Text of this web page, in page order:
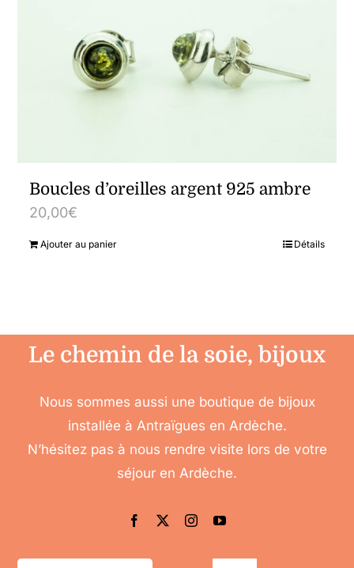
Boucles d’oreilles argent 925 ambre
20,00€
Ajouter au panier Détails
Le chemin de la soie, bijoux
Nous sommes aussi une boutique de bijoux
installée à Antraïgues en Ardèche.
N’hésitez pas à nous rendre visite lors de votre
séjour en Ardèche.